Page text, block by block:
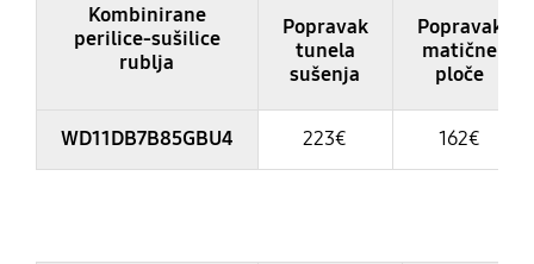
Kombinirane
perilice-sušilice
rublja
Popravak
tunela
sušenja
Popravak
matične
ploče
WD11DB7B85GBU4 223€ 162€